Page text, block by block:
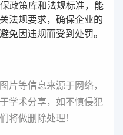
政策库和法规标准，能
法规要求，确保企业的
免因违规而受到处罚。
片等信息来源于网络，
学术分享，如不慎侵犯
将做删除处理！